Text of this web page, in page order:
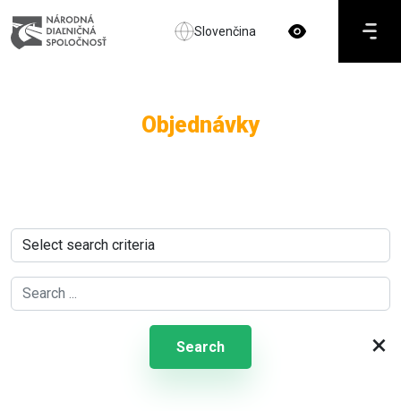
Slovenčina
Objednávky
Search ×